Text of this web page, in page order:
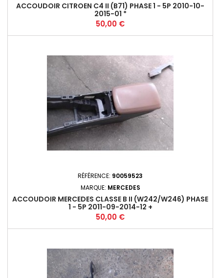
ACCOUDOIR CITROEN C4 II (B71) PHASE 1 - 5P 2010-10-
2015-01 *
Prix
50,00 €
RÉFÉRENCE: 90059523
MARQUE: MERCEDES
ACCOUDOIR MERCEDES CLASSE B II (W242/W246) PHASE
1 - 5P 2011-09-2014-12 +
Prix
50,00 €